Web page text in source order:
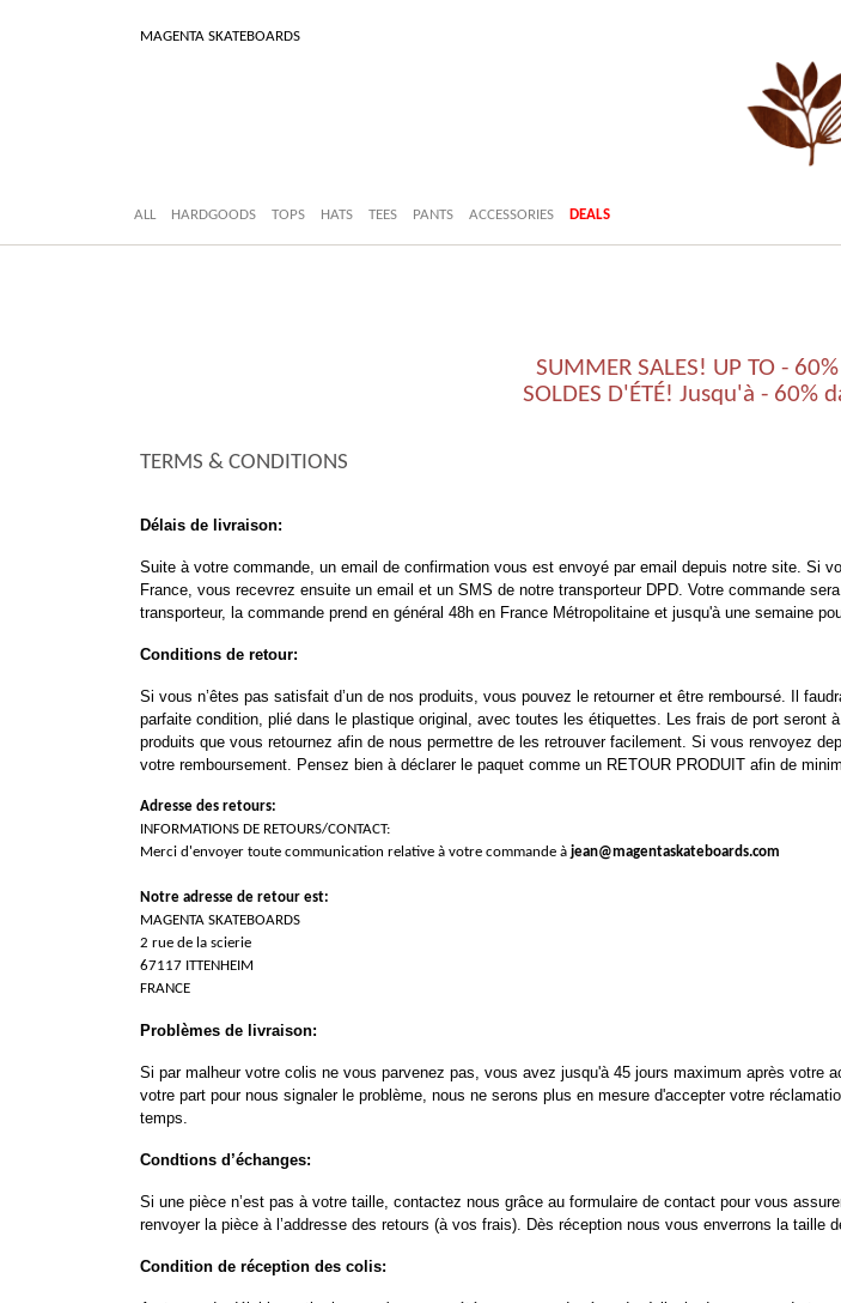
MAGENTA SKATEBOARDS
ALL HARDGOODS TOPS HATS TEES PANTS ACCESSORIES DEALS
SUMMER SALES! UP TO -
SOLDES D'ÉTÉ! Jusqu'à - 60%
TERMS & CONDITIONS
Délais de livraison:
Suite à votre commande, un email de confirmation vous est envoyé par email depuis notre site. Si
France, vous recevrez ensuite un email et un SMS de notre transporteur DPD. Votre commande
transporteur, la commande prend en général 48h en France Métropolitaine et jusqu'à une semaine
Conditions de retour:
Si vous n’êtes pas satisfait d’un de nos produits, vous pouvez le retourner et être remboursé. Il
parfaite condition, plié dans le plastique original, avec toutes les étiquettes. Les frais de port
produits que vous retournez afin de nous permettre de les retrouver facilement. Si vous renvoyez
votre remboursement. Pensez bien à déclarer le paquet comme un RETOUR PRODUIT afin de
Adresse des retours:
INFORMATIONS DE RETOURS/CONTACT:
Merci d'envoyer toute communication relative à votre commande à jean@magentaskateboards.com
Notre adresse de retour est:
MAGENTA SKATEBOARDS
2 rue de la scierie
67117 ITTENHEIM
FRANCE
Problèmes de livraison:
Si par malheur votre colis ne vous parvenez pas, vous avez jusqu'à 45 jours maximum après
votre part pour nous signaler le problème, nous ne serons plus en mesure d'accepter votre
temps.
Condtions d’échanges:
Si une pièce n’est pas à votre taille, contactez nous grâce au formulaire de contact pour vous
renvoyer la pièce à l’addresse des retours (à vos frais). Dès réception nous vous enverrons la taille
Condition de réception des colis: